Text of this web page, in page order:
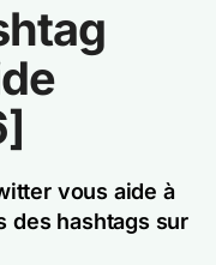
vous aide à
des hashtags sur